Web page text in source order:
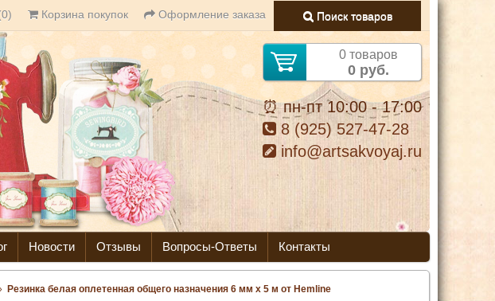
Корзина покупок Оформление заказа Поиск товаров
0 товаров
0 руб.
⏰ пн-пт 10:00 - 17:00
8 (925) 527-47-28
info@artsakvoyaj.ru
Новости Отзывы Вопросы-Ответы Контакты
Резинка белая оплетенная общего назначения 6 мм х 5 м от Hemline